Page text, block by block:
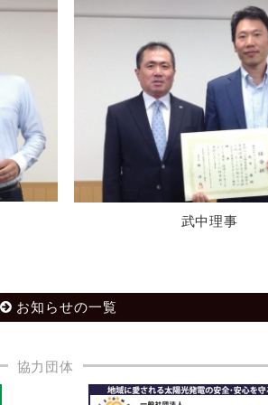
武中理事
お知らせの一覧
協力団体